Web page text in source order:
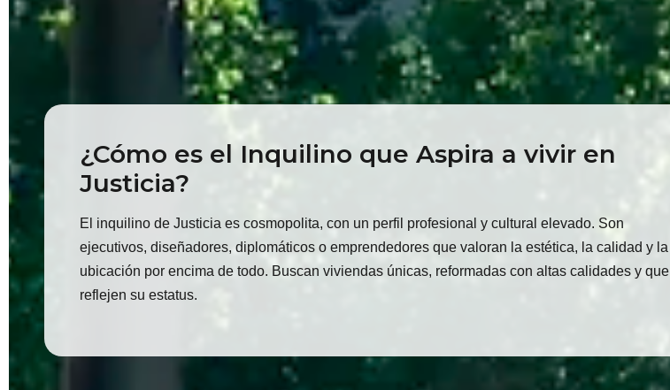
¿Cómo es el Inquilino que Aspira a vivir en
Justicia?
El inquilino de Justicia es cosmopolita, con un perfil profesional y cultural elevado. Son
ejecutivos, diseñadores, diplomáticos o emprendedores que valoran la estética, la calidad y la
ubicación por encima de todo. Buscan viviendas únicas, reformadas con altas calidades y que
reflejen su estatus.